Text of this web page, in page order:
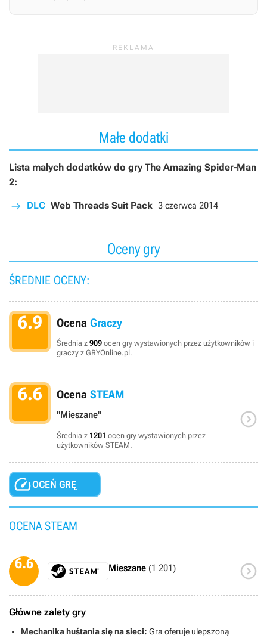
Małe dodatki
Lista małych dodatków do gry The Amazing Spider-Man
2:
DLC Web Threads Suit Pack 3 czerwca 2014
Oceny gry
ŚREDNIE OCENY:
6.9 Ocena Graczy
Średnia z 909 ocen gry wystawionych przez użytkowników i
graczy z GRYOnline.pl.
6.6 Ocena STEAM
"Mieszane"
Średnia z 1201 ocen gry wystawionych przez
użytkowników STEAM.

OCEŃ GRĘ
OCENA STEAM
6.6 Mieszane (1 201) 
Główne zalety gry
Mechanika huśtania się na sieci: Gra oferuje ulepszoną